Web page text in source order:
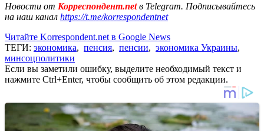
Новости от Корреспондент.netв Telegram. Подписывайтесь
на наш канал https://t.me/korrespondentnet
Читайте Korrespondent.net в Google News
ТЕГИ: экономика, пенсия, пенсии, экономика Украины,
минсоцполитики
Если вы заметили ошибку, выделите необходимый текст и
нажмите Ctrl+Enter, чтобы сообщить об этом редакции.